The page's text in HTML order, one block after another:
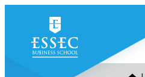
contenu